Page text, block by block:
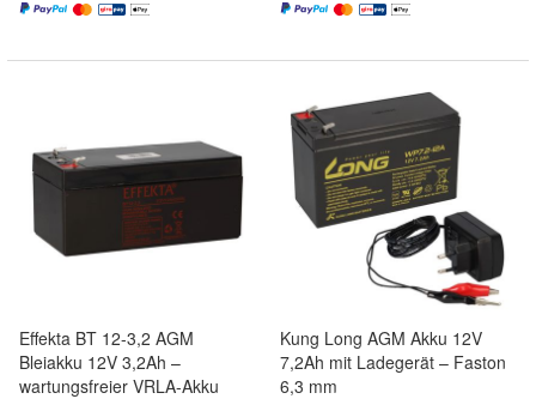
Effekta BT 12-3,2 AGM
Bleiakku 12V 3,2Ah –
wartungsfreier VRLA-Akku
Kung Long AGM Akku 12V
7,2Ah mit Ladegerät – Faston
6,3 mm